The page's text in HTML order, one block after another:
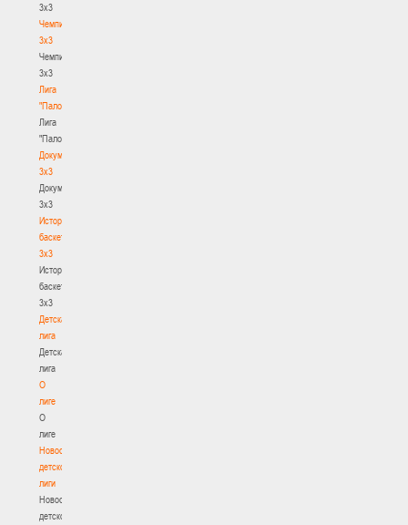
3x3
Чемпионат
3х3
Чемпионат
3х3
Лига
"Палова"
Лига
"Палова"
Документы
3х3
Документы
3х3
История
баскетбола
3х3
История
баскетбола
3х3
Детская
лига
Детская
лига
О
лиге
О
лиге
Новости
детской
лиги
Новости
детской